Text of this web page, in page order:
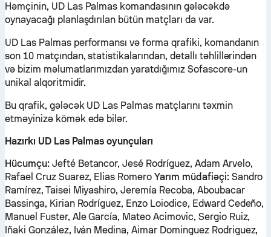
Həmçinin, UD Las Palmas komandasının gələcəkdə
oynayacağı planlaşdırılan bütün matçları da var.
UD Las Palmas performansı və forma qrafiki, komandanın
son 10 matçından, statistikalarından, detallı təhlillərindən
və bizim məlumatlarımızdan yaratdığımız Sofascore-un
unikal alqoritmidir.
Bu qrafik, gələcək UD Las Palmas matçlarını təxmin
etməyinizə kömək edə bilər.
Hazırkı UD Las Palmas oyunçuları
Hücumçu:Jefté Betancor, Jesé Rodríguez, Adam Arvelo,
Rafael Cruz Suarez, Elias RomeroYarım müdafiəçi:Sandro
Ramírez, Taisei Miyashiro, Jeremía Recoba, Aboubacar
Bassinga, Kirian Rodríguez, Enzo Loiodice, Edward Cedeño,
Manuel Fuster, Ale García, Mateo Acimovic, Sergio Ruiz,
Iñaki González, Iván Medina, Aimar Dominguez Rodriguez,